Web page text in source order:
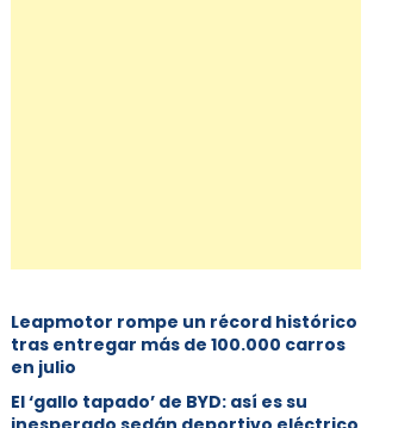
Leapmotor rompe un récord histórico
tras entregar más de 100.000 carros
en julio
El ‘gallo tapado’ de BYD: así es su